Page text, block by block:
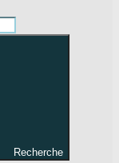
Recherche